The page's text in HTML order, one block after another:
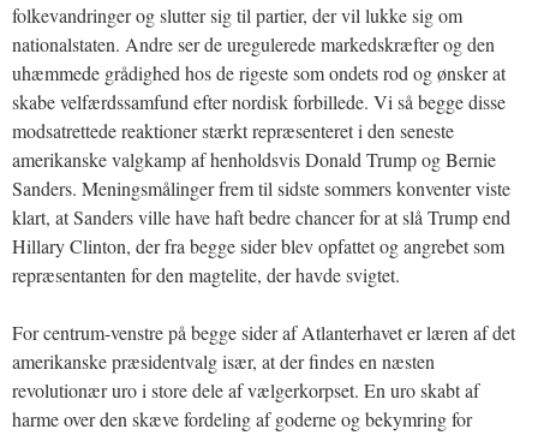
folkevandringer og slutter sig til partier, der vil lukke sig om
nationalstaten. Andre ser de uregulerede markedskræfter og den
uhæmmede grådighed hos de rigeste som ondets rod og ønsker at
skabe velfærdssamfund efter nordisk forbillede. Vi så begge disse
modsatrettede reaktioner stærkt repræsenteret i den seneste
amerikanske valgkamp af henholdsvis Donald Trump og Bernie
Sanders. Meningsmålinger frem til sidste sommers konventer viste
klart, at Sanders ville have haft bedre chancer for at slå Trump end
Hillary Clinton, der fra begge sider blev opfattet og angrebet som
repræsentanten for den magtelite, der havde svigtet.
For centrum-venstre på begge sider af Atlanterhavet er læren af det
amerikanske præsidentvalg især, at der findes en næsten
revolutionær uro i store dele af vælgerkorpset. En uro skabt af
harme over den skæve fordeling af goderne og bekymring for